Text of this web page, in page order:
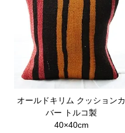
オールドキリム クッションカ
バー トルコ製
40×40cm